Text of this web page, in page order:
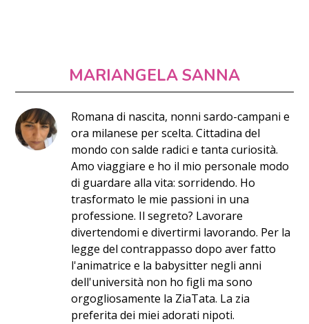
MARIANGELA SANNA
Romana di nascita, nonni sardo-campani e
ora milanese per scelta. Cittadina del
mondo con salde radici e tanta curiosità.
Amo viaggiare e ho il mio personale modo
di guardare alla vita: sorridendo. Ho
trasformato le mie passioni in una
professione. Il segreto? Lavorare
divertendomi e divertirmi lavorando. Per la
legge del contrappasso dopo aver fatto
l'animatrice e la babysitter negli anni
dell'università non ho figli ma sono
orgogliosamente la ZiaTata. La zia
preferita dei miei adorati nipoti.